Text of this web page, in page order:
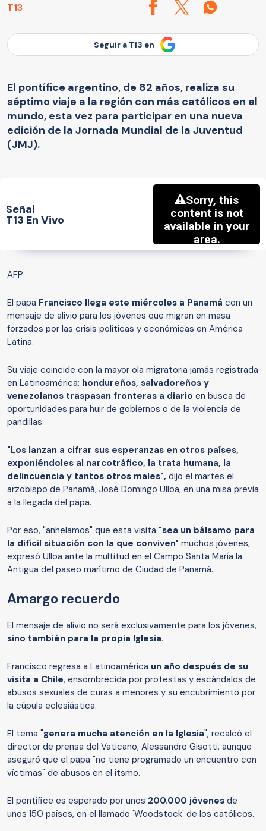
T13
Seguir a T13 en
El pontífice argentino, de 82 años, realiza su
séptimo viaje a la región con más católicos en el
mundo, esta vez para participar en una nueva
edición de la Jornada Mundial de la Juventud
(JMJ).
Señal
T13 En Vivo
AFP
El papa Francisco llega este miércoles a Panamá con un
mensaje de alivio para los jóvenes que migran en masa
forzados por las crisis políticas y económicas en América
Latina.
Su viaje coincide con la mayor ola migratoria jamás registrada
en Latinoamérica: hondureños, salvadoreños y
venezolanos traspasan fronteras a diario en busca de
oportunidades para huir de gobiernos o de la violencia de
pandillas.
"Los lanzan a cifrar sus esperanzas en otros países,
exponiéndoles al narcotráfico, la trata humana, la
delincuencia y tantos otros males", dijo el martes el
arzobispo de Panamá, José Domingo Ulloa, en una misa previa
a la llegada del papa.
Por eso, "anhelamos" que esta visita "sea un bálsamo para
la difícil situación con la que conviven" muchos jóvenes,
expresó Ulloa ante la multitud en el Campo Santa María la
Antigua del paseo marítimo de Ciudad de Panamá.
Amargo recuerdo
El mensaje de alivio no será exclusivamente para los jóvenes,
sino también para la propia Iglesia.
Francisco regresa a Latinoamérica un año después de su
visita a Chile, ensombrecida por protestas y escándalos de
abusos sexuales de curas a menores y su encubrimiento por
la cúpula eclesiástica.
El tema "genera mucha atención en la Iglesia", recalcó el
director de prensa del Vaticano, Alessandro Gisotti, aunque
aseguró que el papa "no tiene programado un encuentro con
víctimas" de abusos en el itsmo.
El pontífice es esperado por unos 200.000 jóvenes de
unos 150 países, en el llamado 'Woodstock' de los católicos.